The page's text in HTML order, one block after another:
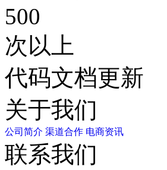
500
次以上
代码文档更新
关于我们
公司简介 渠道合作 电商资讯
联系我们